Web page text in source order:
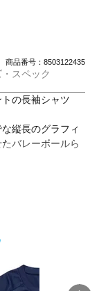
商品番号：8503122435
スペック
の長袖シャツ
縦長のグラフィ
バレーボールら
ロー)